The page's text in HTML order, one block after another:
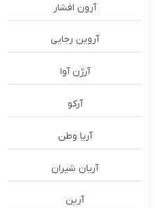
آرون افشار
آروین رجایی
آرژن آوا
آرکو
آریا وطن
آریان شیران
آرین